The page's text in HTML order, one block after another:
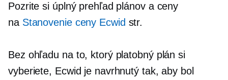
Pozrite si úplný prehľad plánov a ceny
na Stanovenie ceny Ecwid str.
Bez ohľadu na to, ktorý platobný plán si
vyberiete, Ecwid je navrhnutý tak, aby bol